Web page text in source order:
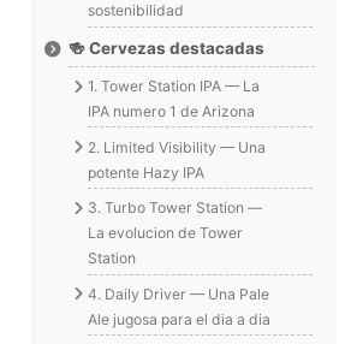
sostenibilidad
🍻 Cervezas destacadas
1. Tower Station IPA — La
IPA numero 1 de Arizona
2. Limited Visibility — Una
potente Hazy IPA
3. Turbo Tower Station —
La evolucion de Tower
Station
4. Daily Driver — Una Pale
Ale jugosa para el dia a dia